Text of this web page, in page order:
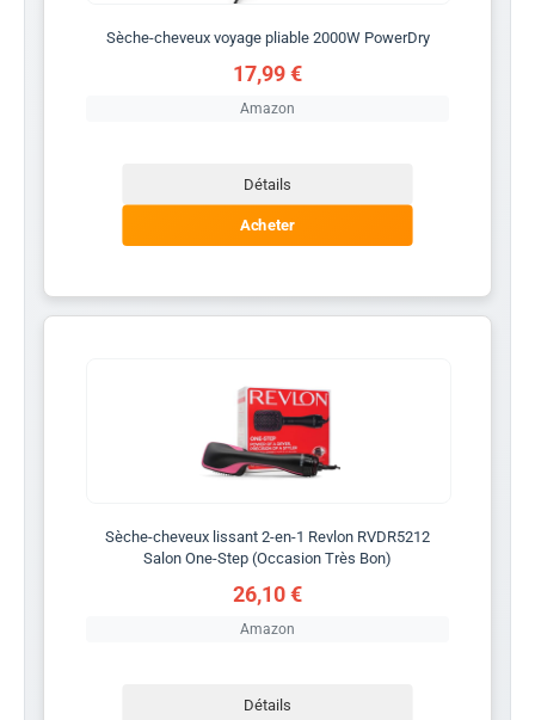
Sèche-cheveux voyage pliable 2000W PowerDry
17,99 €
Amazon
Détails
Acheter
Sèche-cheveux lissant 2-en-1 Revlon RVDR5212
Salon One-Step (Occasion Très Bon)
26,10 €
Amazon
Détails